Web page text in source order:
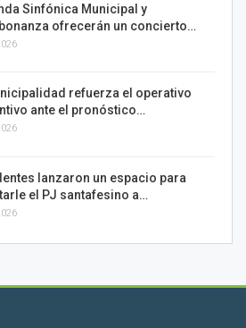
Sinfónica Municipal y
ofrecerán un concierto…
refuerza el operativo
ante el pronóstico…
lanzaron un espacio para
el PJ santafesino a…